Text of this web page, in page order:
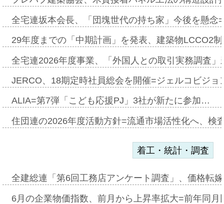
全宅連坂本会長、「団塊世代の持ち家」今後を懸
29年度までの「中期計画」を発表、建築物LCCO2
全宅連2026年度事業、「外国人との取引実務調査
JERCO、18期定時社員総会を開催=ジェルコビジ
ALIA=第7弾「こども応援PJ」3社が新たに参加…
住団連の2026年度活動方針=流通市場活性化へ、検
着工・統計・調査
全建総連「第6回工務店アンケート調査」、価格転
6月の企業物価指数、前月から上昇率拡大=前年同